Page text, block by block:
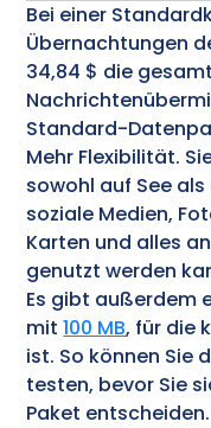
Bei einer
Übernachtungen
34,84 $ die
Standard-
Mehr Flexibilität.
sowohl auf See
soziale Medien,
Karten und alles
genutzt werden
Es gibt außerdem
mit100 MB, für die
ist. So können Sie
testen, bevor Sie
Paket entscheiden.